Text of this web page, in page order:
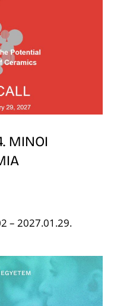
MINOI
– 2027.01.29.